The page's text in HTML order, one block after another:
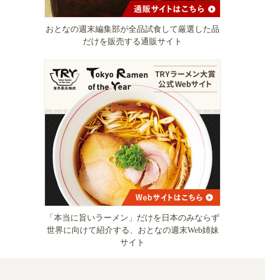
おとなの週末編集部が全品試食して厳選した品
だけを販売する通販サイト
「本当に旨いラーメン」だけを日本のみならず
世界に向けて紹介する、おとなの週末Web姉妹
サイト